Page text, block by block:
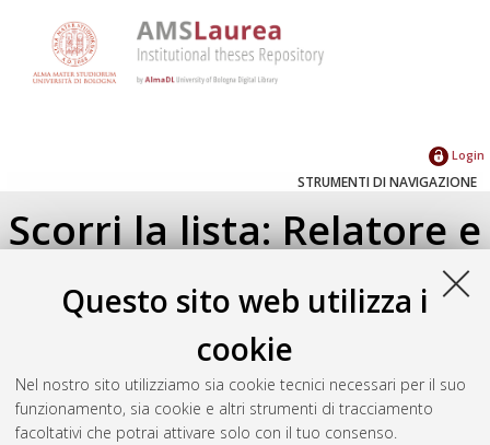
Questo sito web utilizza i
cookie
Nel nostro sito utilizziamo sia cookie tecnici necessari per il suo
funzionamento, sia cookie e altri strumenti di tracciamento
facoltativi che potrai attivare solo con il tuo consenso.
Login
STRUMENTI DI NAVIGAZIONE
Scorri la lista: Relatore e
Correlatore
Seleziona un valore dall'elenco sottostante.
2024(1)